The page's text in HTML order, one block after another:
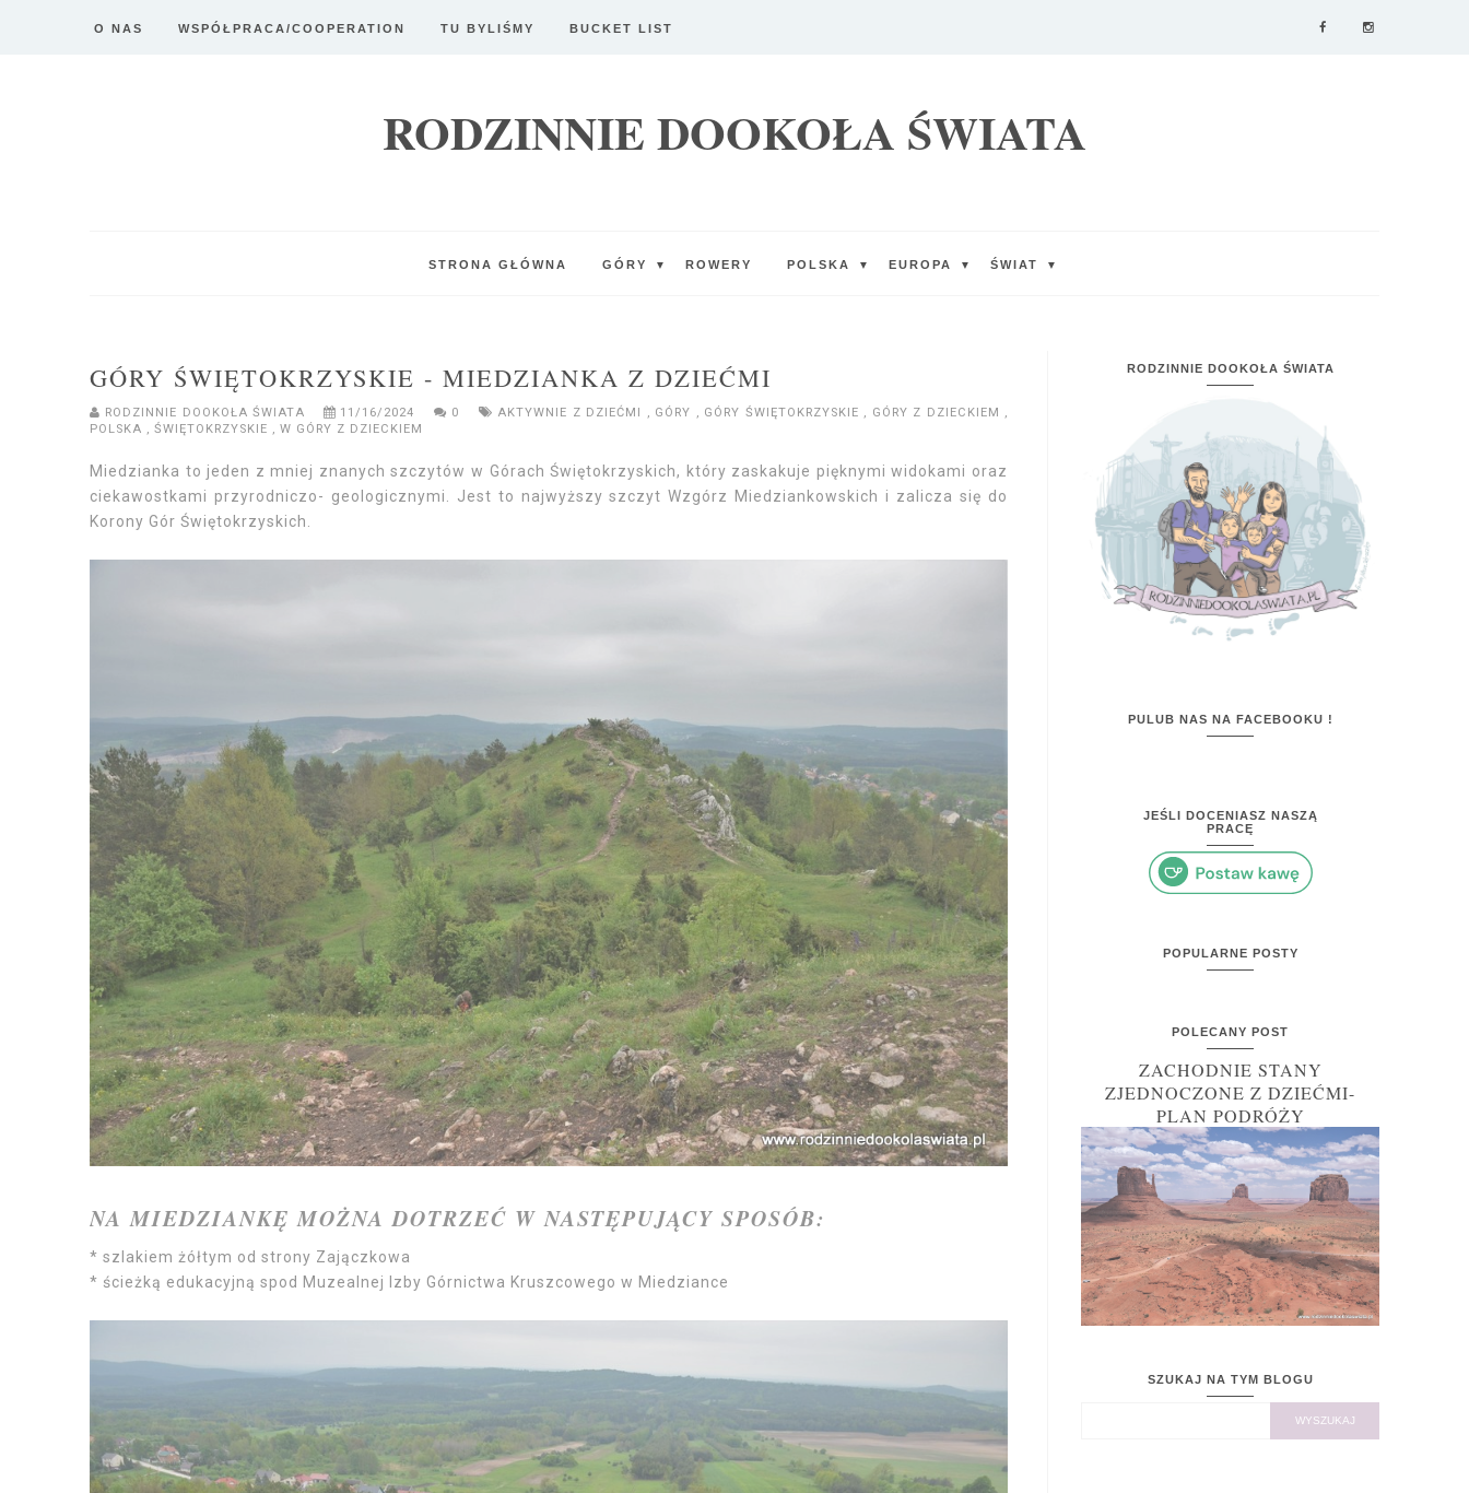
O NAS WSPÓŁPRACA/COOPERATION TU BYLIŚMY BUCKET LIST
RODZINNIE DOOKOŁA ŚWIATA
STRONA GŁÓWNA GÓRY ▼ ROWERY POLSKA ▼ EUROPA ▼ ŚWIAT ▼
GÓRY ŚWIĘTOKRZYSKIE - MIEDZIANKA Z DZIEĆMI
RODZINNIE DOOKOŁA ŚWIATA 11/16/2024 0 AKTYWNIE Z DZIEĆMI , GÓRY , GÓRY ŚWIĘTOKRZYSKIE , GÓRY Z DZIECKIEM ,
POLSKA , ŚWIĘTOKRZYSKIE , W GÓRY Z DZIECKIEM
Miedzianka to jeden z mniej znanych szczytów w Górach Świętokrzyskich, który zaskakuje pięknymi widokami oraz
ciekawostkami przyrodniczo- geologicznymi. Jest to najwyższy szczyt Wzgórz Miedziankowskich i zalicza się do
Korony Gór Świętokrzyskich.
NA MIEDZIANKĘ MOŻNA DOTRZEĆ W NASTĘPUJĄCY SPOSÓB:
* szlakiem żółtym od strony Zajączkowa
* ścieżką edukacyjną spod Muzealnej Izby Górnictwa Kruszcowego w Miedziance
RODZINNIE DOOKOŁA ŚWIATA
PULUB NAS NA FACEBOOKU !
JEŚLI DOCENIASZ NASZĄ
PRACĘ
POPULARNE POSTY
POLECANY POST
ZACHODNIE STANY
ZJEDNOCZONE Z DZIEĆMI-
PLAN PODRÓŻY
SZUKAJ NA TYM BLOGU